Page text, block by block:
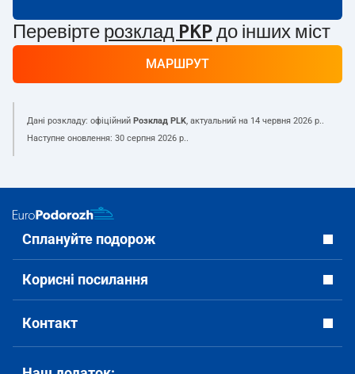
Перевірте розклад PKP до інших міст
МАРШРУТ
Дані розкладу: офіційний Розклад PLK, актуальний на 14 червня 2026 р..
Наступне оновлення: 30 серпня 2026 р..
Сплануйте подорож
Корисні посилання
Контакт